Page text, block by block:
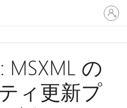
ア
カ
ウ
サ
ン
MSXML の
ィ更新プ